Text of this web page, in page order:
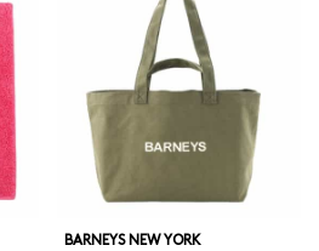
BARNEYS NEW YORK